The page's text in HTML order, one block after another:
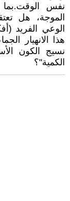
نفس الوقت.بما
الموجة، هل
الوعي الفريد
هذا الانهيار
نسيج الكون
الكمية"؟